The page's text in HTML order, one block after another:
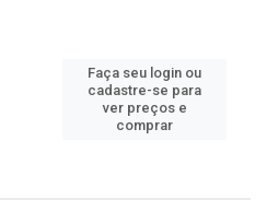
Faça seu login ou
cadastre-se para
ver preços e
comprar